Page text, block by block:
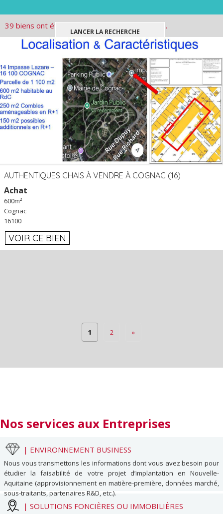
39 biens ont été trouvés pour votre recherche.
AUTHENTIQUES CHAIS À VENDRE À COGNAC (16)
Achat
600m²
Cognac
16100
VOIR CE BIEN
1 2 »
Nos services aux Entreprises
| ENVIRONNEMENT BUSINESS
Nous vous transmettons les informations dont vous avez besoin pour
étudier la faisabilité de votre projet d’implantation en Nouvelle-
Aquitaine (approvisionnement en matière-première, données marché,
sous-traitants, partenaires R&D, etc.).
| SOLUTIONS FONCIÈRES OU IMMOBILIÈRES